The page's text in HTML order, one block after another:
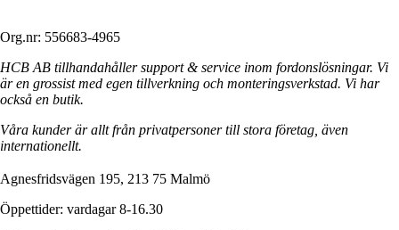
Org.nr: 556683-4965
HCB AB tillhandahåller support & service inom fordonslösningar. Vi
är en grossist med egen tillverkning och monteringsverkstad. Vi har
också en butik.
Våra kunder är allt från privatpersoner till stora företag, även
internationellt.
Agnesfridsvägen 195, 213 75 Malmö
Öppettider: vardagar 8-16.30